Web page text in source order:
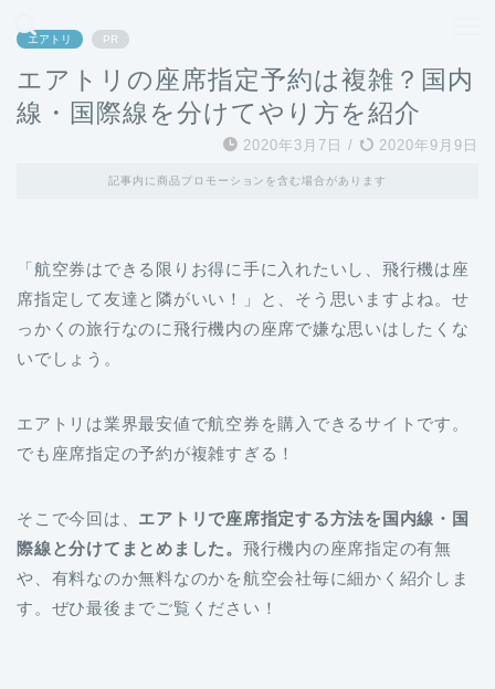
エアトリ PR
エアトリの座席指定予約は複雑？国内
線・国際線を分けてやり方を紹介
2020年3月7日 / 2020年9月9日
記事内に商品プロモーションを含む場合があります
「航空券はできる限りお得に手に入れたいし、飛行機は座
席指定して友達と隣がいい！」と、そう思いますよね。せ
っかくの旅行なのに飛行機内の座席で嫌な思いはしたくな
いでしょう。
エアトリは業界最安値で航空券を購入できるサイトです。
でも座席指定の予約が複雑すぎる！
そこで今回は、 エアトリで座席指定する方法を国内線・国
際線と分けてまとめました。 飛行機内の座席指定の有無
や、有料なのか無料なのかを航空会社毎に細かく紹介しま
す。ぜひ最後までご覧ください！